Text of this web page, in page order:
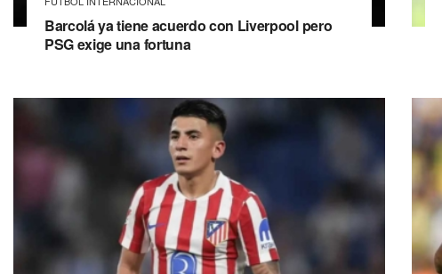
Barcolá ya tiene acuerdo con Liverpool pero
PSG exige una fortuna